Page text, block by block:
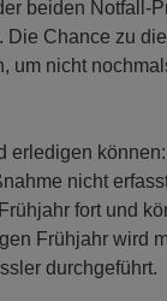
beiden Notfall-
Die Chance zu
um nicht
nicht
fort und
Frühjahr wird
durchgeführt.